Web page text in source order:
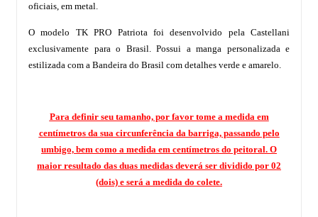
oficiais, em metal.
O modelo TK PRO Patriota foi desenvolvido pela Castellani
exclusivamente para o Brasil. Possui a manga personalizada e
estilizada com a Bandeira do Brasil com detalhes verde e amarelo.
Para definir seu tamanho, por favor tome a medida em
centímetros da sua circunferência da barriga, passando pelo
umbigo, bem como a medida em centímetros do peitoral. O
maior resultado das duas medidas deverá ser dividido por 02
(dois) e será a medida do colete.